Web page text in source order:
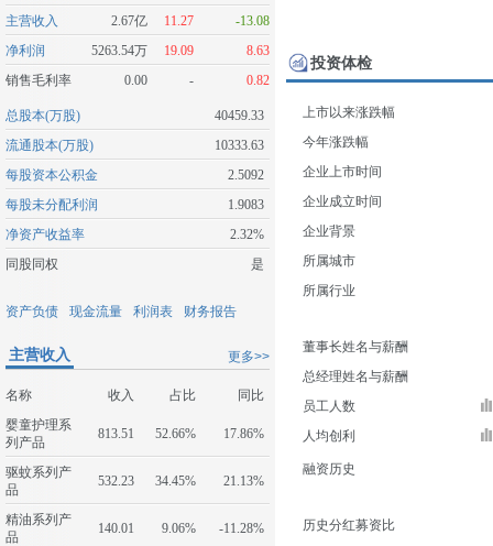
主营收入
2.67亿 11.27
-13.08
净利润
5263.54万 19.09
8.63
销售毛利率
0.00 - 0.82
总股本(万股)
40459.33
流通股本(万股)
10333.63
每股资本公积金
2.5092
每股未分配利润
1.9083
净资产收益率
2.32%
同股同权
是
资产负债 现金流量 利润表 财务报告
更多>>
主营收入
名称 收入 占比
同比
婴童护理系
列产品
813.51 52.66% 17.86%
驱蚊系列产
品
532.23 34.45% 21.13%
精油系列产
品
140.01 9.06% -11.28%
投资体检
上市以来涨跌幅
今年涨跌幅
企业上市时间
企业成立时间
企业背景
所属城市
所属行业
董事长姓名与薪酬
总经理姓名与薪酬
员工人数
人均创利
融资历史
历史分红募资比